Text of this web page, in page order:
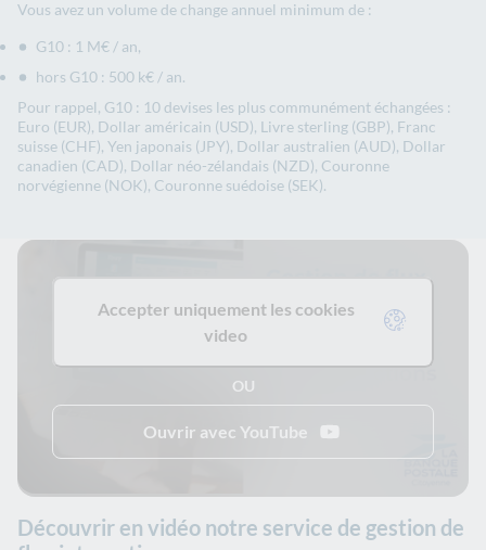
Vous avez un volume de change annuel minimum de :
G10 : 1 M€ / an,
hors G10 : 500 k€ / an.
Pour rappel, G10 : 10 devises les plus communément échangées :
Euro (EUR), Dollar américain (USD), Livre sterling (GBP), Franc
suisse (CHF), Yen japonais (JPY), Dollar australien (AUD), Dollar
canadien (CAD), Dollar néo-zélandais (NZD), Couronne
norvégienne (NOK), Couronne suédoise (SEK).
Accepter uniquement les cookies
video
OU
Ouvrir avec YouTube
Découvrir en vidéo notre service de gestion de